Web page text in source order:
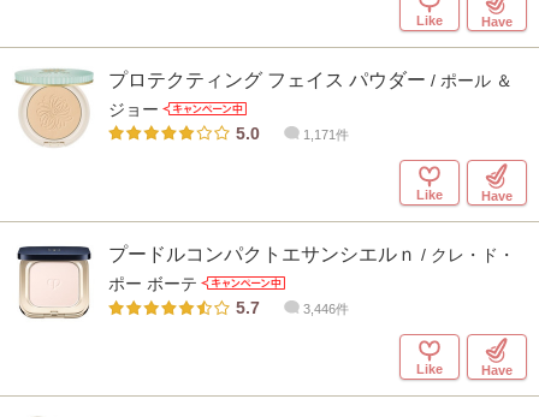
Like Have
プロテクティング フェイス パウダー / ポール ＆
ジョー
5.0
1,171件
Like Have
プードルコンパクトエサンシエルｎ / クレ・ド・
ポー ボーテ
5.7
3,446件
Like Have